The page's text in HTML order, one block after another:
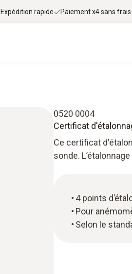
Expédition rapide Paiement x4 sans frais
0520 0004
Certificat
Ce certificat
sonde.
4 points
Pour
Selon le